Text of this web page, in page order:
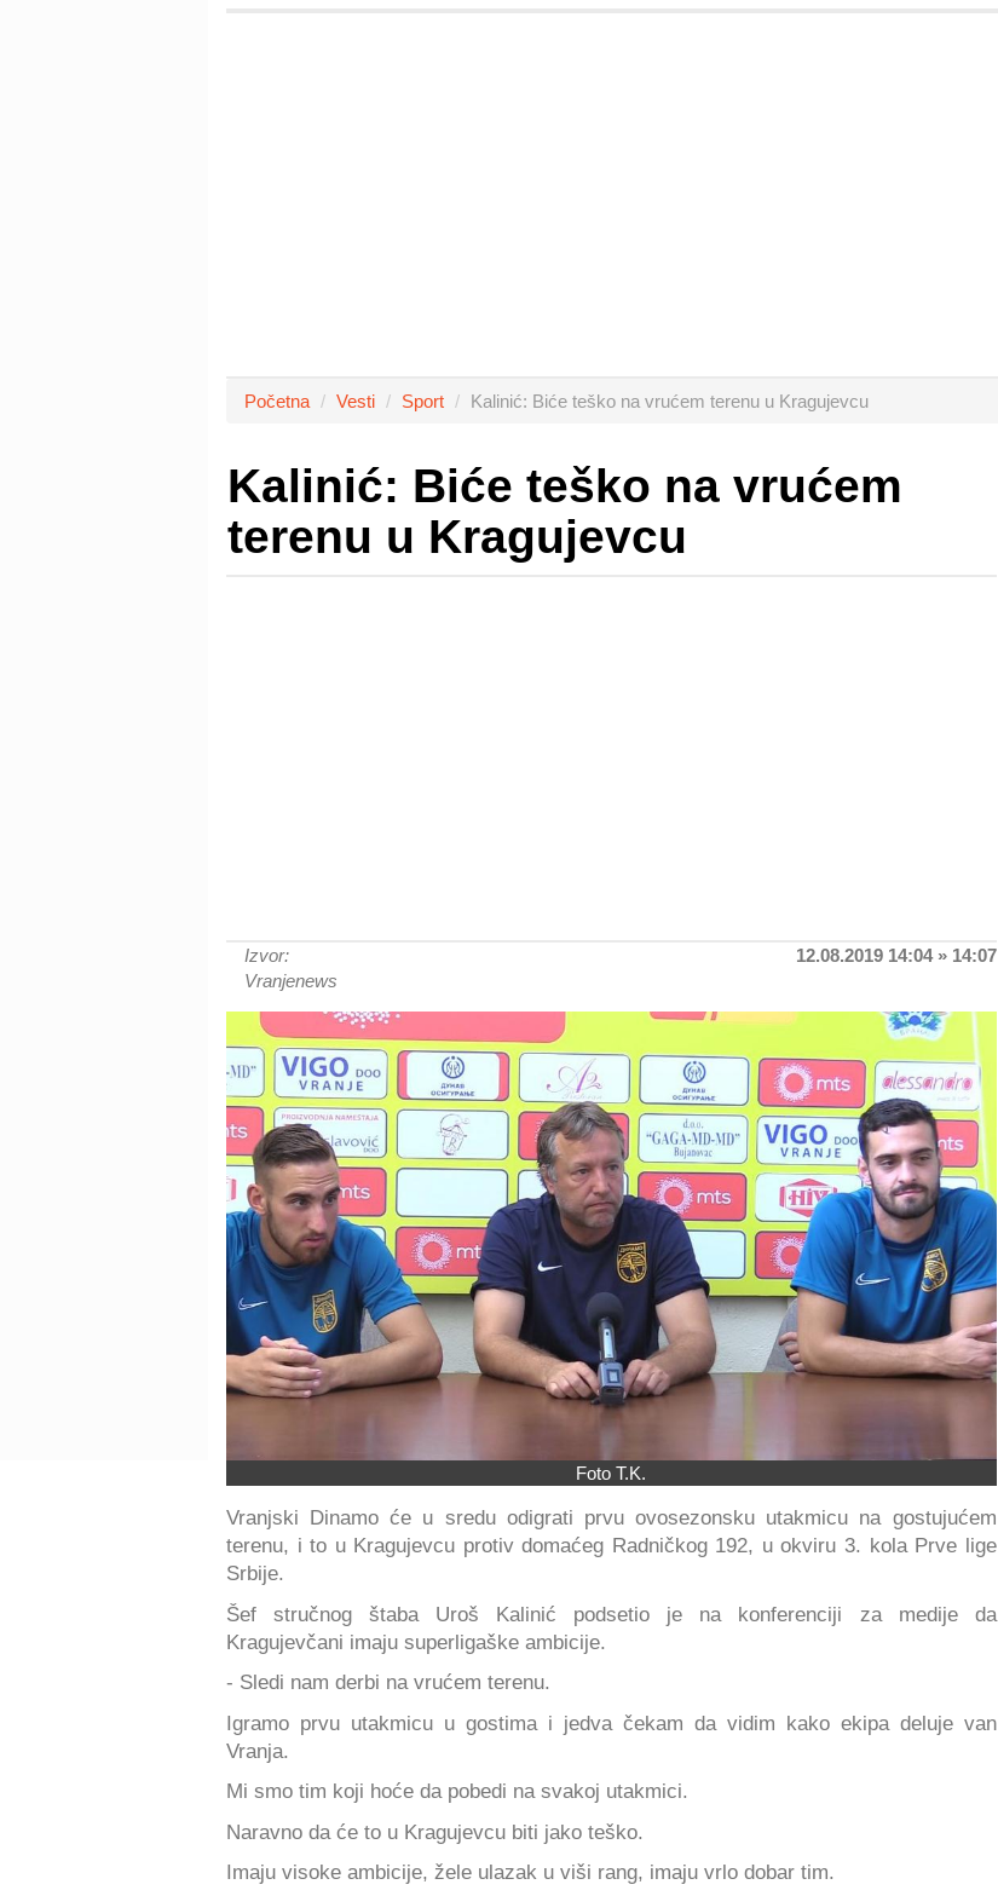
Početna Vesti Sport Kalinić: Biće teško na vrućem terenu u Kragujevcu
Kalinić: Biće teško na vrućem
terenu u Kragujevcu
Izvor:
Vranjenews
12.08.2019 14:04 » 14:07
Foto T.K.
Vranjski Dinamo će u sredu odigrati prvu ovosezonsku utakmicu na gostujućem
terenu, i to u Kragujevcu protiv domaćeg Radničkog 192, u okviru 3. kola Prve lige
Srbije.
Šef stručnog štaba Uroš Kalinić podsetio je na konferenciji za medije da
Kragujevčani imaju superligaške ambicije.
- Sledi nam derbi na vrućem terenu.
Igramo prvu utakmicu u gostima i jedva čekam da vidim kako ekipa deluje van
Vranja.
Mi smo tim koji hoće da pobedi na svakoj utakmici.
Naravno da će to u Kragujevcu biti jako teško.
Imaju visoke ambicije, žele ulazak u viši rang, imaju vrlo dobar tim.